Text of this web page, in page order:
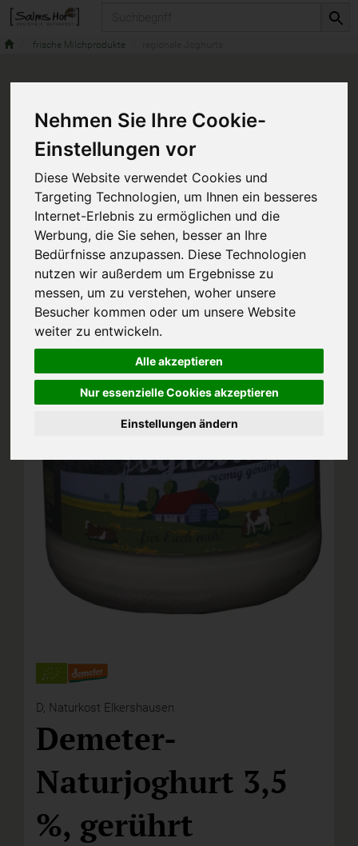
Nehmen Sie Ihre Cookie-
Einstellungen vor
Diese Website verwendet Cookies und
Targeting Technologien, um Ihnen ein besseres
Internet-Erlebnis zu ermöglichen und die
Werbung, die Sie sehen, besser an Ihre
Bedürfnisse anzupassen. Diese Technologien
nutzen wir außerdem um Ergebnisse zu
messen, um zu verstehen, woher unsere
Besucher kommen oder um unsere Website
weiter zu entwickeln.
Alle akzeptieren
Nur essenzielle Cookies akzeptieren
Einstellungen ändern
frische Milchprodukte
D, Naturkost Elkershausen
Demeter-
Naturjoghurt 3,5
%, gerührt